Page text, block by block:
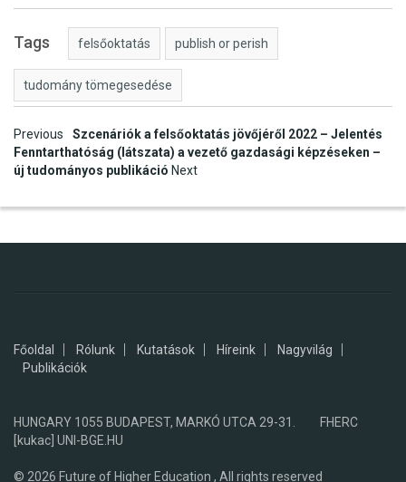
Tags felsőoktatás publish or perish
tudomány tömegesedése
Post
navigation
Previous
Szcenáriók a felsőoktatás jövőjéről 2022 – Jelentés
Fenntarthatóság (látszata) a vezető gazdasági képzéseken –
új tudományos publikáció Next
Főoldal Rólunk Kutatások Híreink
Nagyvilág
Publikációk
HUNGARY 1055 BUDAPEST, MARKÓ UTCA 29-31. FHERC
[kukac] UNI-BGE.HU
© 2026 Future of Higher Education , All rights reserved